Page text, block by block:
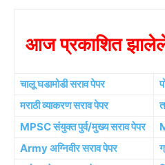
आज प्रकाशित झालेले
चालू घडामोडी सराव पेपर
मराठी व्याकरण सराव पेपर
MPSC संयुक्त पुर्व/मुख्य सराव पेपर
Army अग्निवीर सराव पेपर